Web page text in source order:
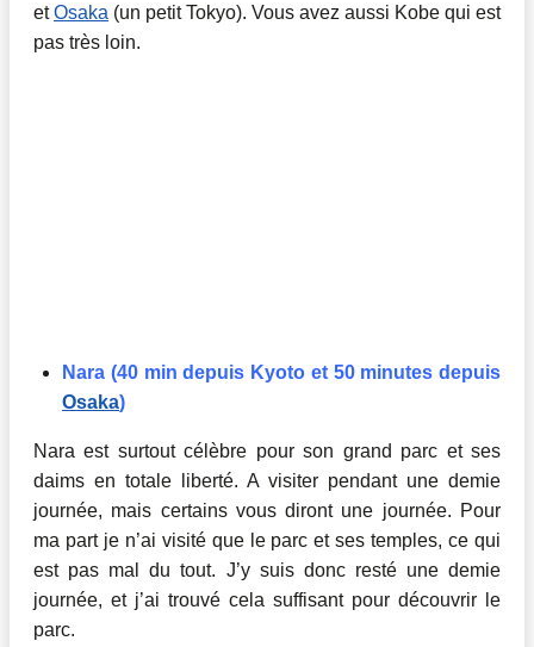
etOsaka (un petit Tokyo). Vous avez aussi Kobe qui est
pas très loin.
Nara (40 min depuis Kyoto et 50 minutes depuis
Osaka)
Nara est surtout célèbre pour son grand parc et ses
daims en totale liberté. A visiter pendant une demie
journée, mais certains vous diront une journée. Pour
ma part je n’ai visité que le parc et ses temples, ce qui
est pas mal du tout. J’y suis donc resté une demie
journée, et j’ai trouvé cela suffisant pour découvrir le
parc.